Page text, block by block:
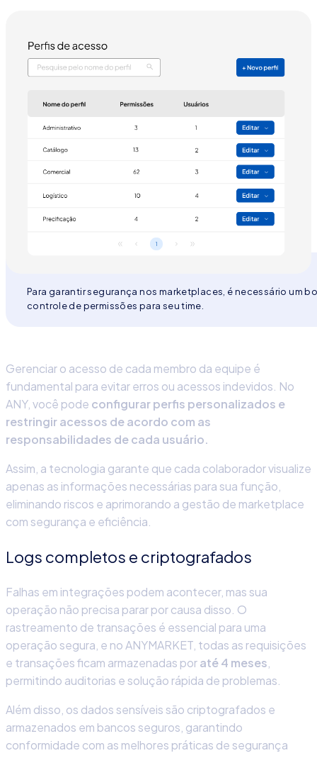
Para garantir segurança nos marketplaces, é necessário um
controle de permissões para seu time.
Gerenciar o acesso de cada membro da equipe é
fundamental para evitar erros ou acessos indevidos. No
ANY,você pode configurar perfis personalizados e
restringir acessos de acordo com as
responsabilidades de cada usuário.
Assim, a tecnologia garante que cada colaborador visualize
apenas as informações necessárias para sua função,
eliminando riscos e aprimorando a gestão de marketplace
com segurança e eficiência.
Logs completos e criptografados
Falhas em integrações podem acontecer, mas sua
operação não precisa parar por causa disso. O
rastreamento de transações é essencial para uma
operação segura, e noANYMARKET, todas as requisições
e transações ficam armazenadas poraté 4 meses,
permitindo auditorias e solução rápida de problemas.
Além disso, os dados sensíveis são criptografados e
armazenados em bancos seguros, garantindo
conformidade com as melhores práticas de segurança